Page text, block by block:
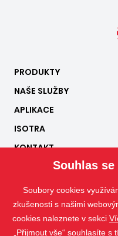
PRODUKTY
NAŠE SLUŽBY
APLIKACE
ISOTRA
KONTAKT
Souhlas
Soubory cookies
zkušenosti s našimi
cookies naleznete v sekci
„Přijmout vše“ souhlasíte